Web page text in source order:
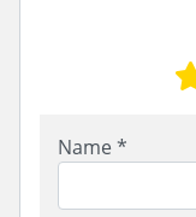
Name *